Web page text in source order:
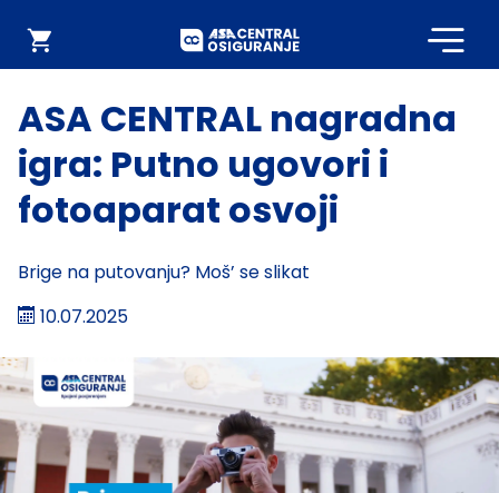
Webshop
ASA CENTRAL nagradna
igra: Putno ugovori i
fotoaparat osvoji
Brige na putovanju? Moš’ se slikat
10.07.2025